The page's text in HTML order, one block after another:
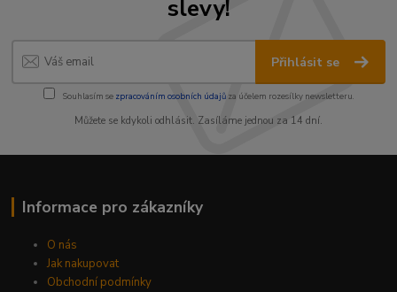
slevy!
Přihlásit se
Souhlasím se zpracováním osobních údajůza účelem rozesílky newsletteru.
Můžete se kdykoli odhlásit. Zasíláme jednou za 14 dní.
Informace pro zákazníky
O nás
Jak nakupovat
Obchodní podmínky